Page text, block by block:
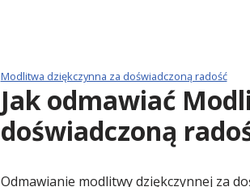
Modlitwa dziękczynna za doświadczoną radość
Jak odmawiać
doświadczoną
Odmawianie modlitwy dziękczynnej za